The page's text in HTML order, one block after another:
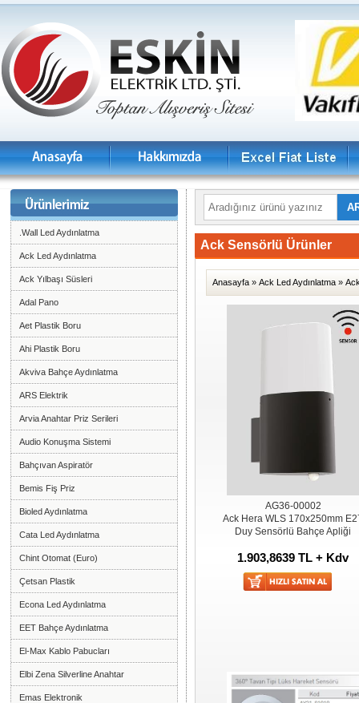
.Wall Led Aydınlatma
Ack Led Aydınlatma
Ack Yılbaşı Süsleri
Adal Pano
Aet Plastik Boru
Ahi Plastik Boru
Akviva Bahçe Aydınlatma
ARS Elektrik
Arvia Anahtar Priz Serileri
Audio Konuşma Sistemi
Bahçıvan Aspiratör
Bemis Fiş Priz
Bioled Aydınlatma
Cata Led Aydınlatma
Chint Otomat (Euro)
Çetsan Plastik
Econa Led Aydınlatma
EET Bahçe Aydınlatma
El-Max Kablo Pabucları
Elbi Zena Silverline Anahtar
Emas Elektronik
Ack Sensörlü Ürünler
Anasayfa » Ack Led Aydınlatma »
AG36-00002
Ack Hera WLS 170x250mm
Duy Sensörlü Bahçe Apliği
1.903,8639 TL + Kdv